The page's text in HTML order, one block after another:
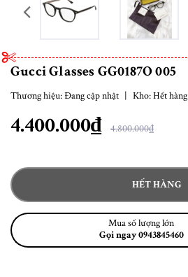
Gucci Glasses GG0187O 005
Thương hiệu:Đang cập nhật Kho:Hết hàng
4.400.000₫ 4.800.000₫
HẾT HÀNG
Mua số lượng lớn
Gọi ngay 0943845460